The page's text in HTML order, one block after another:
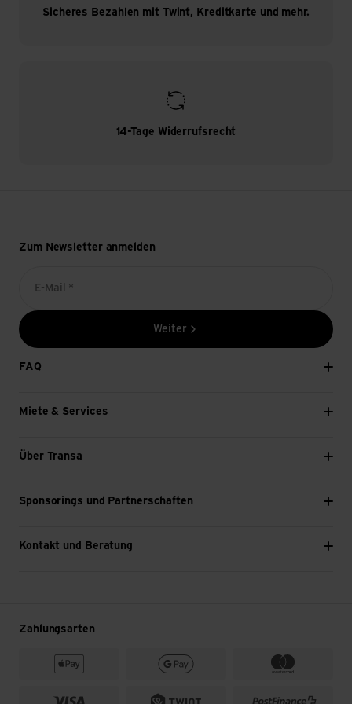
Sicheres Bezahlen mit Twint, Kreditkarte und mehr.
14-Tage Widerrufsrecht
Zum Newsletter anmelden
E-Mail *
Weiter
FAQ
Miete & Services
Über Transa
Sponsorings und Partnerschaften
Kontakt und Beratung
Zahlungsarten